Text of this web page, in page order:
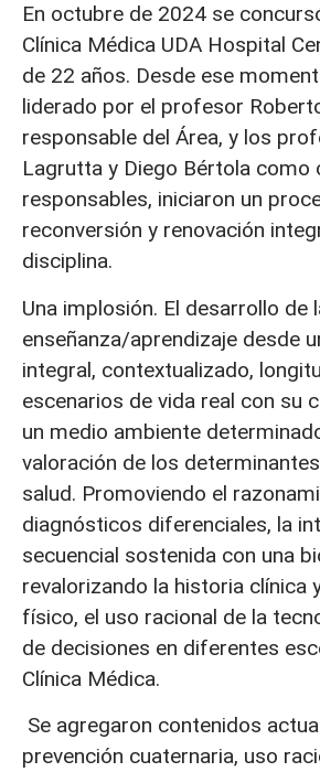
En octubre de 2024 se
Clínica Médica UDA Hospital
de 22 años. Desde ese
liderado por el profesor
responsable del Área, y los
Lagrutta y Diego Bértola como
responsables, iniciaron un
reconversión y renovación
disciplina.
Una implosión. El desarrollo de
enseñanza/aprendizaje desde
integral, contextualizado,
escenarios de vida real con su
un medio ambiente
valoración de los
salud. Promoviendo el
diagnósticos diferenciales, la
secuencial sostenida con una
revalorizando la historia clínica
físico, el uso racional de la
de decisiones en diferentes
Clínica Médica.
Se agregaron contenidos
prevención cuaternaria, uso